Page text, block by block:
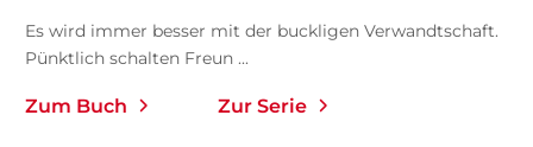
Es wird immer besser mit der buckligen Verwandtschaft.
Pünktlich schalten Freun ...
Zum Buch Zur Serie